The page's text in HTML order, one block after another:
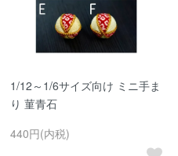
1/12～1/6サイズ向け ミニ手ま
り 菫青石
440円(内税)